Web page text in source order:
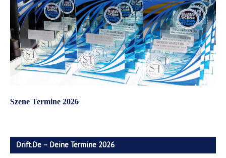
Szene Termine 2026
Drift.de – Deine Termine 2026